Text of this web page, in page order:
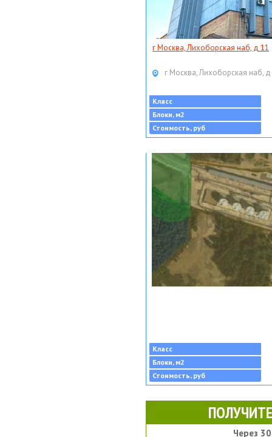
г Москва, Лихоборская наб, д 11
г Москва, Лихоборская наб,
Класс
Блоки, м2
Стоимость, руб
Класс
Блоки, м2
Стоимость, руб
Через